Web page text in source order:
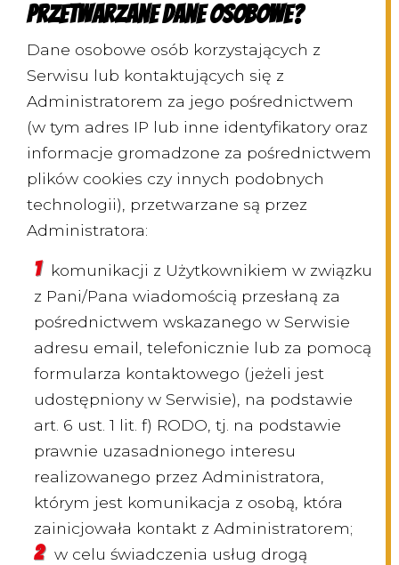
przetwarzane dane osobowe?
Dane osobowe osób korzystających z
Serwisu lub kontaktujących się z
Administratorem za jego pośrednictwem
(w tym adres IP lub inne identyfikatory oraz
informacje gromadzone za pośrednictwem
plików cookies czy innych podobnych
technologii), przetwarzane są przez
Administratora:
komunikacji z Użytkownikiem w związku
z Pani/Pana wiadomością przesłaną za
pośrednictwem wskazanego w Serwisie
adresu email, telefonicznie lub za pomocą
formularza kontaktowego (jeżeli jest
udostępniony w Serwisie), na podstawie
art. 6 ust. 1 lit. f) RODO, tj. na podstawie
prawnie uzasadnionego interesu
realizowanego przez Administratora,
którym jest komunikacja z osobą, która
zainicjowała kontakt z Administratorem;
w celu świadczenia usług drogą